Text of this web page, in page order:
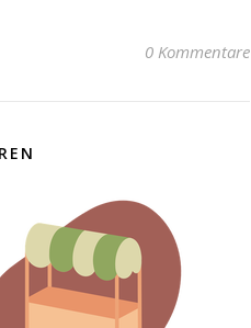
0 Kommentare